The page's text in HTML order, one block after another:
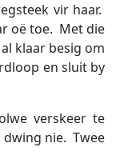
vir haar.
oë toe. Met die
klaar besig om
en sluit by
verskeer te
nie. Twee